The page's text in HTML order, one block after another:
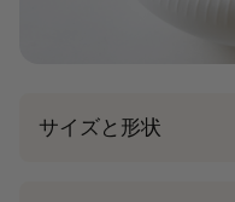
サイズと形状